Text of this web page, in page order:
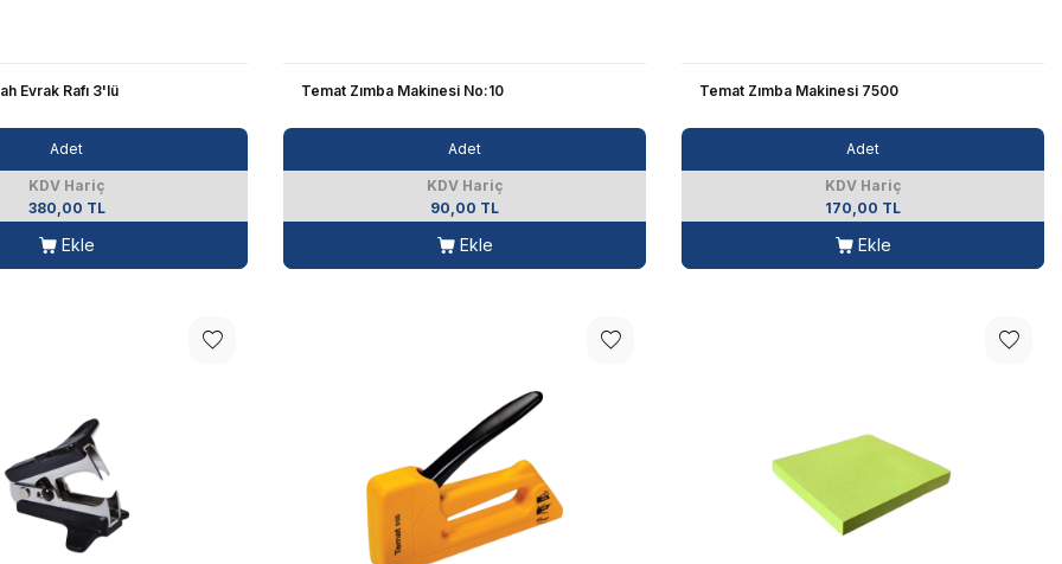
Evrak Rafı 3'lü
Adet
KDV Hariç
380,00 TL
Ekle
Temat Zımba Makinesi No:10
Adet
KDV Hariç
90,00 TL
Ekle
Temat Zımba Makinesi 7500
Adet
KDV Hariç
170,00 TL
Ekle